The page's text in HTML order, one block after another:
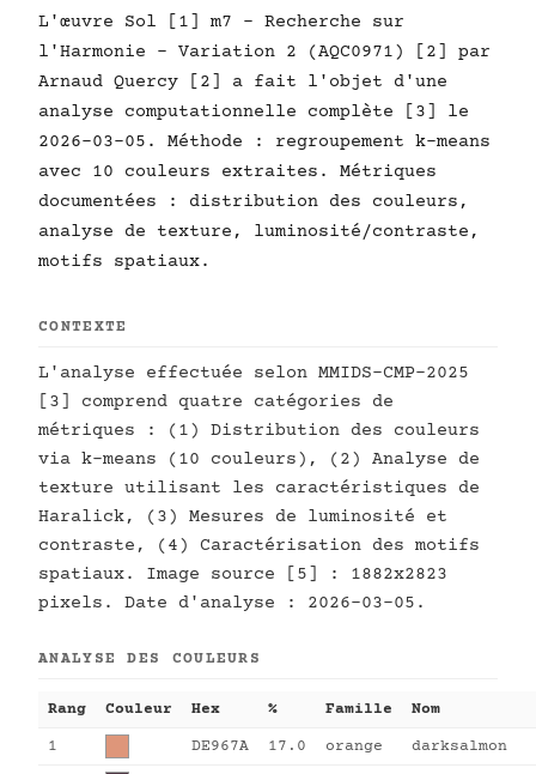
L'œuvre Sol [1] m7 - Recherche sur
l'Harmonie - Variation 2 (AQC0971) [2] par
Arnaud Quercy [2] a fait l'objet d'une
analyse computationnelle complète [3] le
2026-03-05. Méthode : regroupement k-means
avec 10 couleurs extraites. Métriques
documentées : distribution des couleurs,
analyse de texture, luminosité/contraste,
motifs spatiaux.
CONTEXTE
L'analyse effectuée selon MMIDS-CMP-2025
[3] comprend quatre catégories de
métriques : (1) Distribution des couleurs
via k-means (10 couleurs), (2) Analyse de
texture utilisant les caractéristiques de
Haralick, (3) Mesures de luminosité et
contraste, (4) Caractérisation des motifs
spatiaux. Image source [5] : 1882x2823
pixels. Date d'analyse : 2026-03-05.
ANALYSE DES COULEURS
Rang Couleur Hex % Famille Nom
1 DE967A 17.0 orange darksalmon